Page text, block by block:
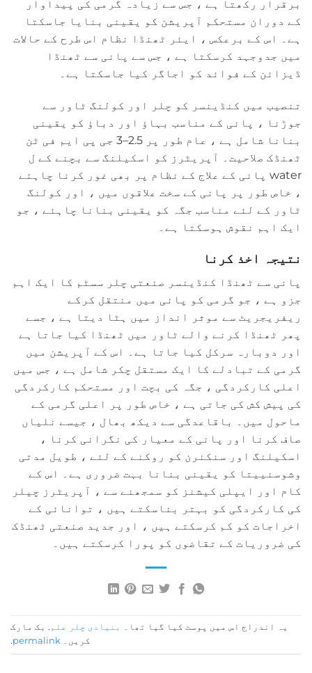
برقرار رکھتا ہے ، جس سے زیادہ گرمی کی پیداوار
کے دوران مستحکم آپریشن کو یقینی بنایا جاسکتا
ہے۔ اس کے برعکس ، ایئر ٹھنڈا نظام اس طرح کے حالات
میں جدوجہد کرسکتا ہے ، جس سے پانی سے ٹھنڈا
ڈیزائن کے فوائد کو اجاگر کیا جاسکتا ہے۔
تنصیب میں کنڈینسر کو چلر اور کولنگ ٹاور سے
جوڑنا ، پانی کے مناسب بہاؤ اور دباؤ کو یقینی
بنانا شامل ہے ، عام طور پر 2.5–3 جی پی ایم فی ٹن
ٹھنڈک صلاحیت۔ آپریٹرز کو اسکیلنگ سے بچنے کے ل
water پانی کے علاج کے نظام پر بھی غور کرنا چاہئے
، خاص طور پر پانی کے سخت علاقوں میں ، اور کولنگ
ٹاور کے لئے مناسب جگہ کو یقینی بنانا چاہئے ، جو
ایک اہم نقوش ہوسکتا ہے۔
نتیجہ اخذ کرنا
پانی سے ٹھنڈا کنڈینسر صنعتی چلر سسٹم کا ایک اہم
جزو ہے ، جو گرمی کو پانی میں منتقل کرکے
ریفریجریٹ سے موثر انداز میں ہٹا دیتا ہے ، جسے
پھر ٹھنڈا کرنے والے ٹاور میں ٹھنڈا کیا جاتا ہے
اور دوبارہ سرکل کیا جاتا ہے۔ اس کے آپریشن میں
گرمی کے تبادلے کا ایک مستقل چکر شامل ہے ، جس میں
اعلی کارکردگی ، جگہ کی بچت اور مستحکم کارکردگی
کی پیش کش کی جاتی ہے ، خاص طور پر اعلی گرمی کے
ماحول میں۔ باقاعدگی سے دیکھ بھال ، جیسے نلیاں
صاف کرنا اور پانی کے معیار کی نگرانی کرنا ،
اسکیلنگ اور سنکنرن کو روکنے کے لئے ، طویل مدتی
وشوسنییتا کو یقینی بنانا بہت ضروری ہے۔ اس کے
کام اور ایپلی کیشنز کو سمجھنے سے ، آپریٹرز چیلر
کی کارکردگی کو بہتر بناسکتے ہیں ، توانائی کے
اخراجات کو کم کرسکتے ہیں ، اور جدید صنعتی ٹھنڈک
کی ضروریات کے تقاضوں کو پورا کرسکتے ہیں۔
یہ اندراج اس میں پوسٹ کیا گیا تھا۔ بنیادی چلر علم . بک مارک
کریں۔ permalink
.